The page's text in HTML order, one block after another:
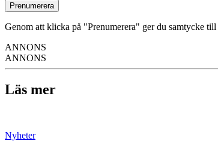
Prenumerera
Genom att klicka på "Prenumerera" ger du samtycke
ANNONS
ANNONS
Läs mer
Nyheter